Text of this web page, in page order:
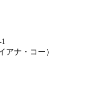
アナ・コー）